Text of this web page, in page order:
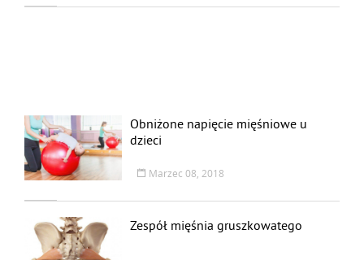
Obniżone napięcie mięśniowe u
dzieci
Marzec 08, 2018
Zespół mięśnia gruszkowatego